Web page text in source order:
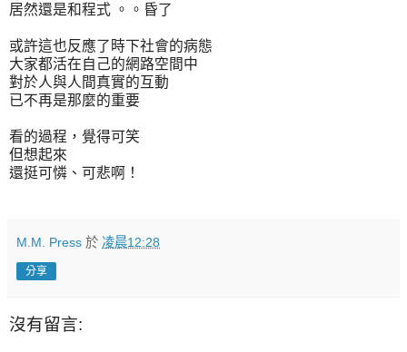
居然還是和程式 。。昏了
或許這也反應了時下社會的病態
大家都活在自己的網路空間中
對於人與人間真實的互動
已不再是那麼的重要
看的過程，覺得可笑
但想起來
還挺可憐、可悲啊！
M.M. Press 於 凌晨12:28
分享
沒有留言: